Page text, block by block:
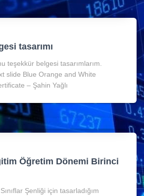
tasarımı
teşekkür belgesi tasarımlarım.
slide Blue Orange and White
– Şahin Yağlı
Öğretim Dönemi Birinci
Şenliği için tasarladığım